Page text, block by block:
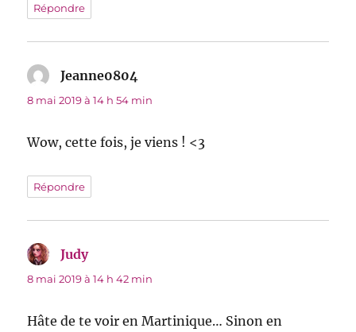
Répondre
Jeanne0804
8 mai 2019 à 14 h 54 min
Wow, cette fois, je viens ! <3
Répondre
Judydit :
8 mai 2019 à 14 h 42 min
Hâte de te voir en Martinique… Sinon en